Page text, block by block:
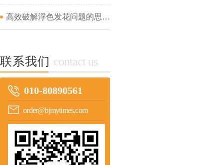
高效破解浮色发花问题的思路及案例分析（一）...
联系我们 contact us
010-80890561
order@bjmytimes.com